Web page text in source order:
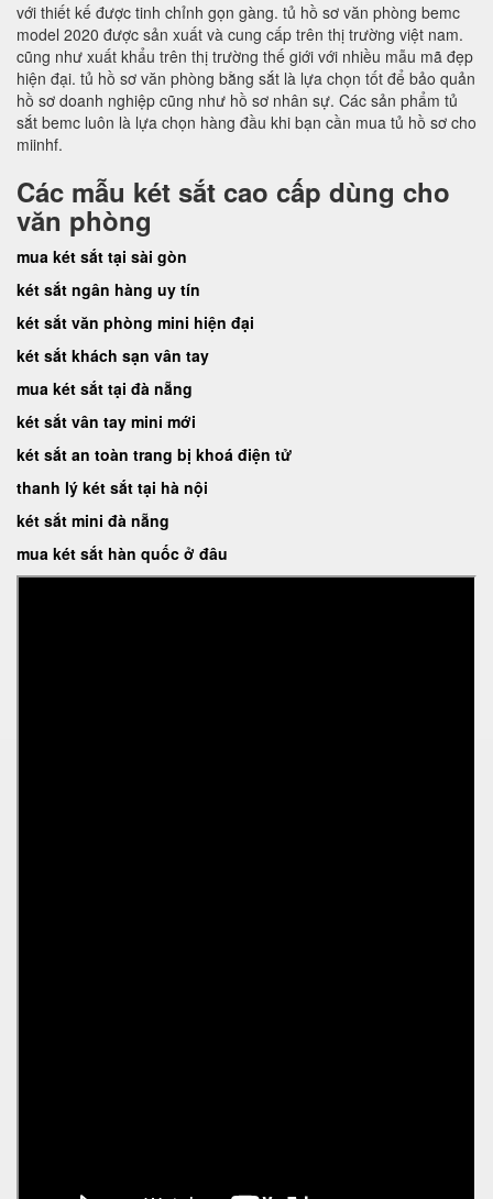
với thiết kế được tinh chỉnh gọn gàng. tủ hồ sơ văn phòng bemc
model 2020 được sản xuất và cung cấp trên thị trường việt nam.
cũng như xuất khẩu trên thị trường thế giới với nhiều mẫu mã đẹp
hiện đại. tủ hồ sơ văn phòng bằng sắt là lựa chọn tốt để bảo quản
hồ sơ doanh nghiệp cũng như hồ sơ nhân sự. Các sản phẩm tủ
sắt bemc luôn là lựa chọn hàng đầu khi bạn cần mua tủ hồ sơ cho
miinhf.
Các mẫu két sắt cao cấp dùng cho
văn phòng
mua két sắt tại sài gòn
két sắt ngân hàng uy tín
két sắt văn phòng mini hiện đại
két sắt khách sạn vân tay
mua két sắt tại đà nẵng
két sắt vân tay mini mới
két sắt an toàn trang bị khoá điện tử
thanh lý két sắt tại hà nội
két sắt mini đà nẵng
mua két sắt hàn quốc ở đâu